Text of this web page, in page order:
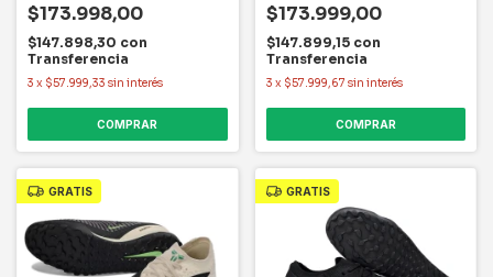
$173.998,00
$147.898,30 con
Transferencia
3 x $57.999,33 sin interés
COMPRAR
$173.999,00
$147.899,15 con
Transferencia
3 x $57.999,67 sin interés
COMPRAR
GRATIS GRATIS